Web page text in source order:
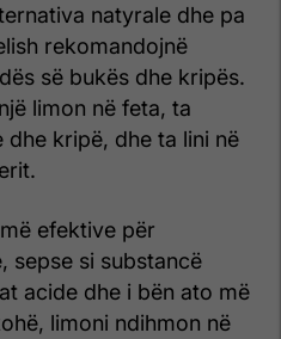
natyrale dhe pa
rekomandojnë
së bukës dhe kripës.
limon në feta, ta
kripë, dhe ta lini në
efektive për
sepse si substancë
acide dhe i bën ato më
limoni ndihmon në